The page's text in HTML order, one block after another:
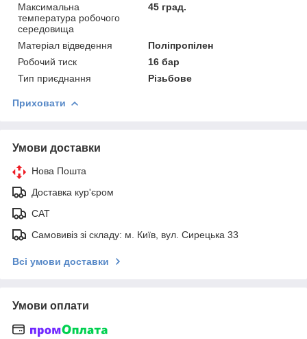
Максимальна
температура робочого
середовища
45 град.
Матеріал відведення
Поліпропілен
Робочий тиск
16 бар
Тип приєднання
Різьбове
Приховати
Умови доставки
Нова Пошта
Доставка кур'єром
САТ
Самовивіз зі складу: м. Київ, вул. Сирецька 33
Всі умови доставки
Умови оплати